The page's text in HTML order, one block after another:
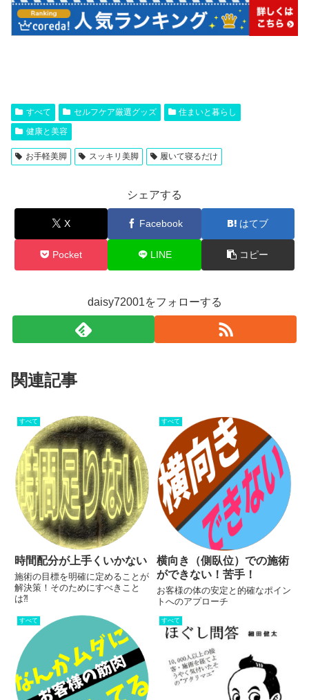
すべて セルフケア厳選グッズ
住まいと暮らし
健康と美容
お手軽美脚 スッキリ美脚 履いて寝るだけ
シェアする
X Facebook はてブ
Pocket LINE コピー
daisy72001をフォローする
関連記事
すべて
時間配分が上手くいかない
施術の目標を明確に定めることが
解決策！そのためにすべきこと
は⁈
すべて
横向き（側臥位）での施術
ができない！苦手！
お客様の体の安定と的確なポイン
トへのアプローチ
すべて すべて